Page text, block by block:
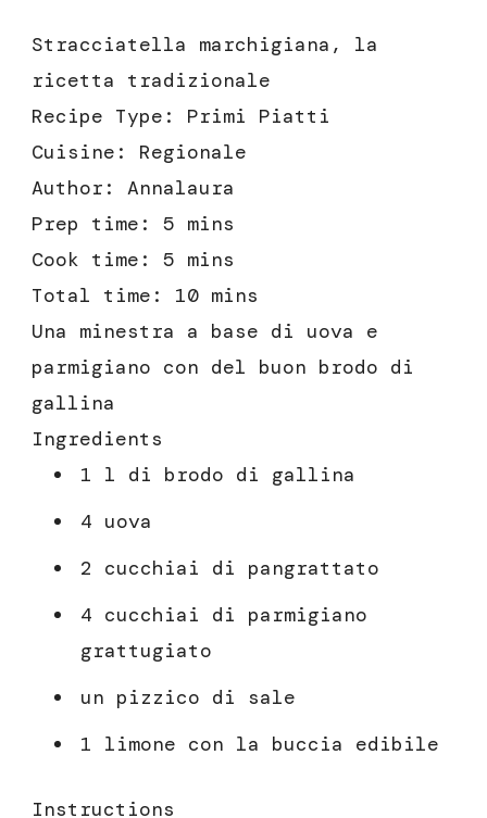
Stracciatella marchigiana, la
ricetta tradizionale
Recipe Type : Primi Piatti
Cuisine: Regionale
Author: Annalaura
Prep time: 5 mins
Cook time: 5 mins
Total time: 10 mins
Una minestra a base di uova e
parmigiano con del buon brodo di
gallina
Ingredients
1 l di brodo di gallina
4 uova
2 cucchiai di pangrattato
4 cucchiai di parmigiano
grattugiato
un pizzico di sale
1 limone con la buccia edibile
Instructions